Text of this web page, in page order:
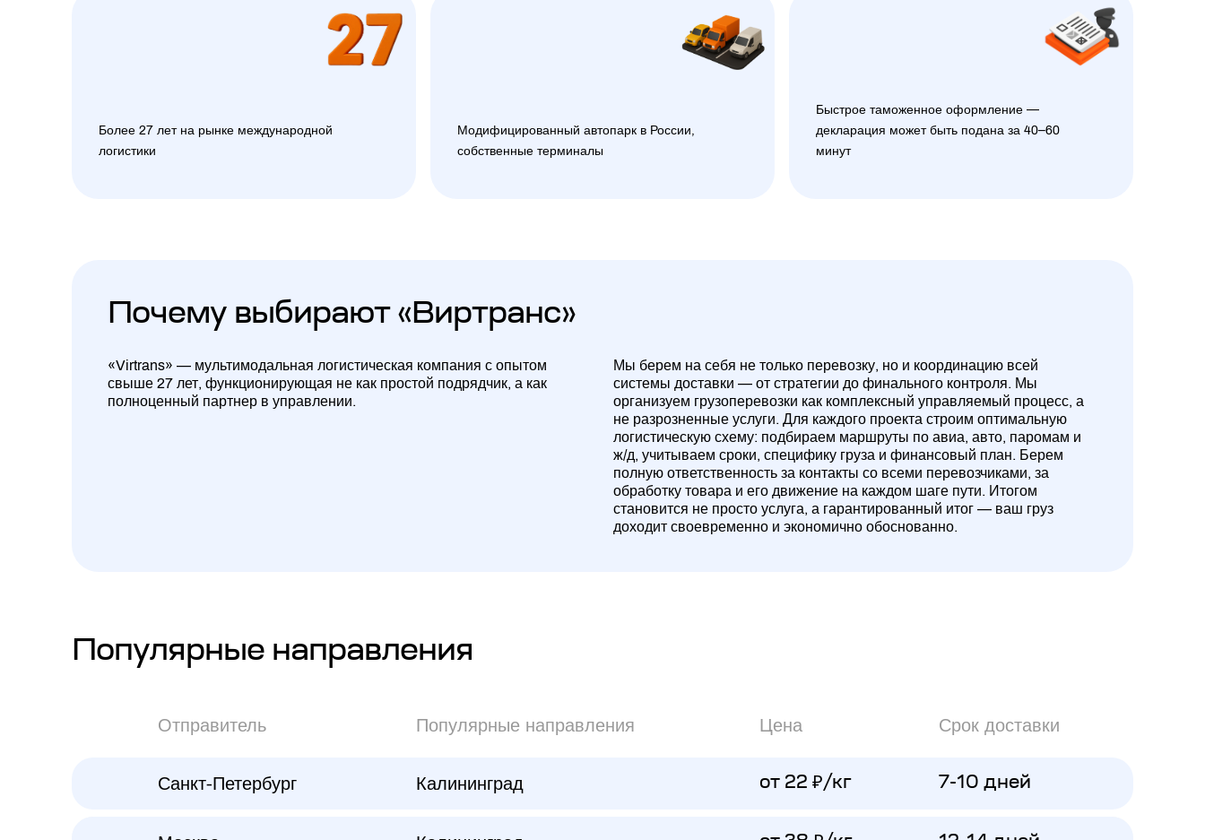
Более 27 лет на рынке международной
логистики
Модифицированный автопарк в России,
собственные терминалы
Быстрое таможенное оформление —
декларация может быть подана за 40–60
минут
Почему выбирают «Виртранс»
«Virtrans» — мультимодальная логистическая компания с опытом
свыше 27 лет, функционирующая не как простой подрядчик, а как
полноценный партнер в управлении.
Мы берем на себя не только перевозку, но и координацию всей
системы доставки — от стратегии до финального контроля. Мы
организуем грузоперевозки как комплексный управляемый процесс, а
не разрозненные услуги. Для каждого проекта строим оптимальную
логистическую схему: подбираем маршруты по авиа, авто, паромам и
ж/д, учитываем сроки, специфику груза и финансовый план. Берем
полную ответственность за контакты со всеми перевозчиками, за
обработку товара и его движение на каждом шаге пути. Итогом
становится не просто услуга, а гарантированный итог — ваш груз
доходит своевременно и экономично обоснованно.
Популярные направления
Отправитель Популярные направления Цена Срок доставки
Санкт-Петербург Калининград от 22 ₽/кг 7-10 дней